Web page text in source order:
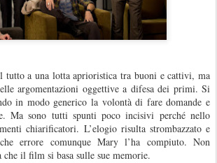
a una lotta aprioristica tra buoni e cattivi, ma
argomentazioni oggettive a difesa dei primi. Si
in modo generico la volontà di fare domande e
Ma sono tutti spunti poco incisivi perché nello
chiarificatori. L’elogio risulta strombazzato e
errore comunque Mary l’ha compiuto. Non
il film si basa sulle sue memorie.